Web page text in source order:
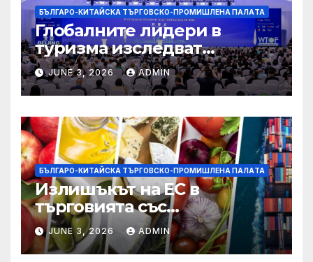
БЪЛГАРО-КИТАЙСКА ТЪРГОВСКО-ПРОМИШЛЕНА ПАЛAТА
Глобалните лидери в
туризма изследват
бъдещето на пътуването,
управлявано от AI
JUNE 3, 2026 ADMIN
БЪЛГАРО-КИТАЙСКА ТЪРГОВСКО-ПРОМИШЛЕНА ПАЛAТА
Излишъкът на ЕС в
търговията със
селскостопански храни се
увеличава през февруари
JUNE 3, 2026 ADMIN